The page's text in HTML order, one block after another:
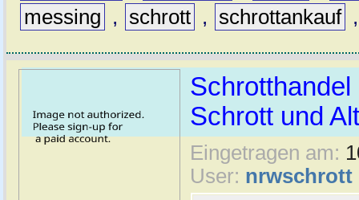
messing
, schrott , schrottankauf
Schrott und
Eingetragen am:
User: nrwschrott